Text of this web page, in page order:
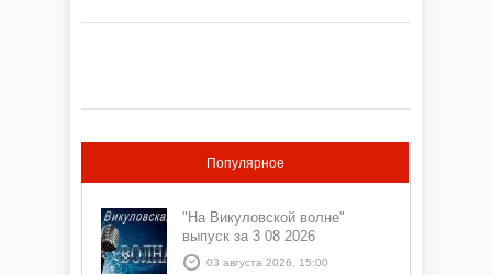
Популярное
"На Викуловской волне"
выпуск за 3 08 2026
03 августа 2026, 15:00